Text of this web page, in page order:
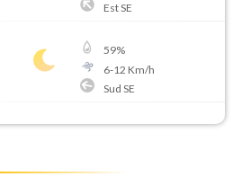
Est SE
59%
6-12 Km/h
Sud SE